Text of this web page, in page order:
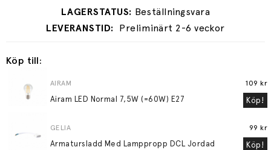
Preliminärt 2-6 veckor
Köp till:
AIRAM
Airam LED Normal 7,5W (=60W) E27
109 kr
Köp!
GELIA
Armatursladd Med Lamppropp DCL Jordad
99 kr
Köp!